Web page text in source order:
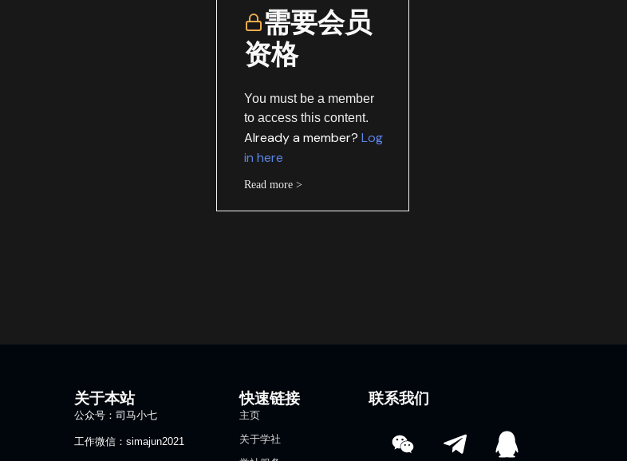
需要会员
资格
You must be a member
to access this content.
Already a member?Log
in here
Read more >
关于本站
公众号：司马小七
工作微信：simajun2021
快速链接
主页
关于学社
联系我们